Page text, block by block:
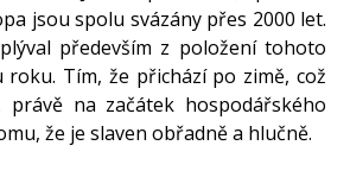
jsou spolu svázány přes 2000 let.
především z položení tohoto
Tím, že přichází po zimě, což
na začátek hospodářského
že je slaven obřadně a hlučně.